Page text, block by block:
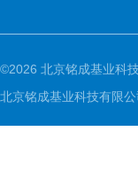
©2026 北京铭成基业科
北京铭成基业科技有限